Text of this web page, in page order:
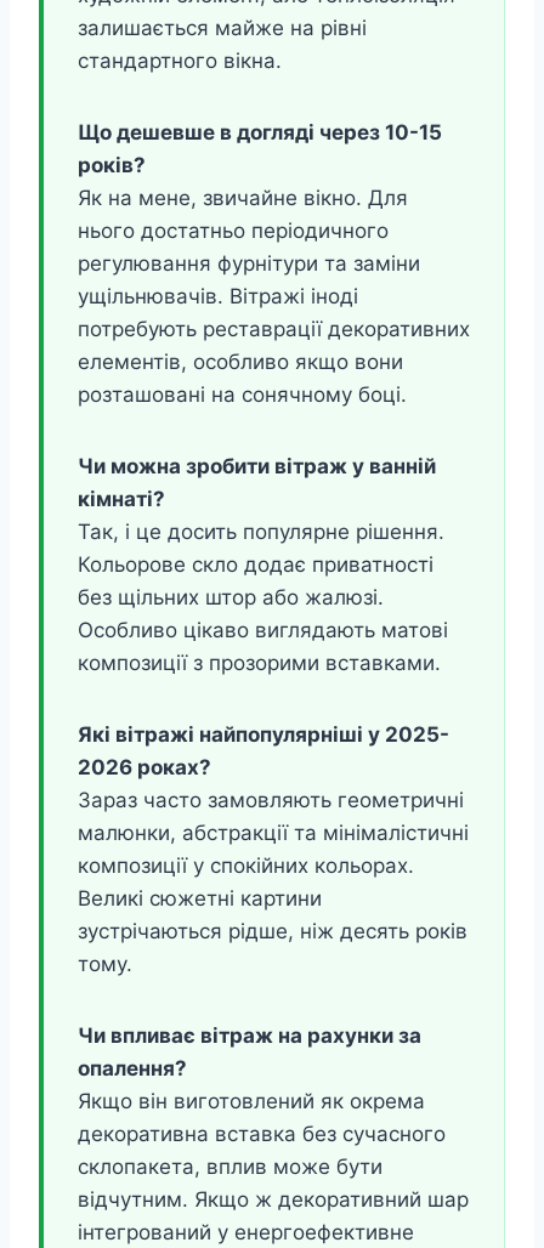
залишається майже на рівні
стандартного вікна.
Що дешевше в догляді через 10-15
років?
Як на мене, звичайне вікно. Для
нього достатньо періодичного
регулювання фурнітури та заміни
ущільнювачів. Вітражі іноді
потребують реставрації декоративних
елементів, особливо якщо вони
розташовані на сонячному боці.
Чи можна зробити вітраж у ванній
кімнаті?
Так, і це досить популярне рішення.
Кольорове скло додає приватності
без щільних штор або жалюзі.
Особливо цікаво виглядають матові
композиції з прозорими вставками.
Які вітражі найпопулярніші у 2025-
2026 роках?
Зараз часто замовляють геометричні
малюнки, абстракції та мінімалістичні
композиції у спокійних кольорах.
Великі сюжетні картини
зустрічаються рідше, ніж десять років
тому.
Чи впливає вітраж на рахунки за
опалення?
Якщо він виготовлений як окрема
декоративна вставка без сучасного
склопакета, вплив може бути
відчутним. Якщо ж декоративний шар
інтегрований у енергоефективне